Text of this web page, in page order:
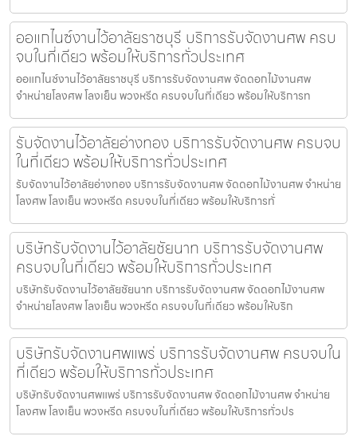
ออแกไนซ์งานไว้อาลัยราชบุรี บริการรับจัดงานศพ ครบ
จบในที่เดียว พร้อมให้บริการทั่วประเทศ
ออแกไนซ์งานไว้อาลัยราชบุรี บริการรับจัดงานศพ จัดดอกไม้งานศพ
จำหน่ายโลงศพ โลงเย็น พวงหรีด ครบจบในที่เดียว พร้อมให้บริการท
รับจัดงานไว้อาลัยอ่างทอง บริการรับจัดงานศพ ครบจบ
ในที่เดียว พร้อมให้บริการทั่วประเทศ
รับจัดงานไว้อาลัยอ่างทอง บริการรับจัดงานศพ จัดดอกไม้งานศพ จำหน่าย
โลงศพ โลงเย็น พวงหรีด ครบจบในที่เดียว พร้อมให้บริการทั่
บริษัทรับจัดงานไว้อาลัยชัยนาท บริการรับจัดงานศพ
ครบจบในที่เดียว พร้อมให้บริการทั่วประเทศ
บริษัทรับจัดงานไว้อาลัยชัยนาท บริการรับจัดงานศพ จัดดอกไม้งานศพ
จำหน่ายโลงศพ โลงเย็น พวงหรีด ครบจบในที่เดียว พร้อมให้บริก
บริษัทรับจัดงานศพแพร่ บริการรับจัดงานศพ ครบจบใน
ที่เดียว พร้อมให้บริการทั่วประเทศ
บริษัทรับจัดงานศพแพร่ บริการรับจัดงานศพ จัดดอกไม้งานศพ จำหน่าย
โลงศพ โลงเย็น พวงหรีด ครบจบในที่เดียว พร้อมให้บริการทั่วปร